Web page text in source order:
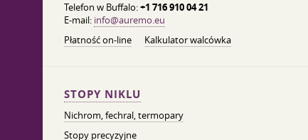
Telefon w Buffalo:+1 716 910 04 21
E-mail: info@auremo.eu
Płatność on-line
Kalkulator walcówka
STOPY NIKLU
Nichrom, fechral, termopary
Stopy precyzyjne